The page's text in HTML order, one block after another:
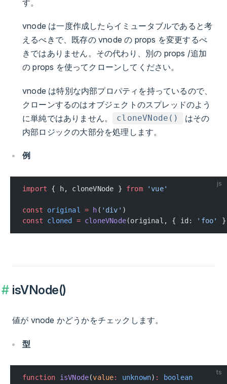
す。
vnode は一度作成したらイミュータブルであると考
えるべきで、既存の vnode の props を変更するべ
きではありません。その代わり、別の props /追加
の props を使ってクローンしてください。
vnode は特別な内部プロパティを持っているので、
クローンするのはオブジェクトのスプレッドのよう
に単純ではありません。
cloneVNode()
はその
内部ロジックの大部分を処理します。
例
js
import { h, cloneVNode } from 'vue'
const original = h ( 'div' )
const cloned = cloneVNode(original, { id: 'foo'
isVNode()
値が vnode かどうかをチェックします。
型
ts
function isVNode(value: unknown) : boolean